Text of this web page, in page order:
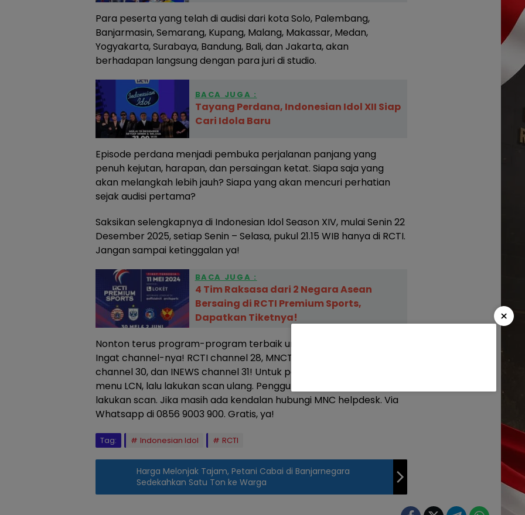
Para peserta yang telah di audisi dari kota Solo, Palembang,
Banjarmasin, Semarang, Kupang, Malang, Makassar, Medan,
Yogyakarta, Surabaya, Bandung, Bali, dan Jakarta, akan
berhadapan langsung dengan para juri di studio.
BACA JUGA :
Tayang Perdana, Indonesian Idol XII Siap
Cari Idola Baru
Episode perdana menjadi pembuka perjalanan panjang yang
penuh kejutan, harapan, dan persaingan ketat. Siapa saja yang
akan melangkah lebih jauh? Siapa yang akan mencuri perhatian
sejak audisi pertama?
Saksikan selengkapnya di Indonesian Idol Season XIV, mulai Senin 22
Desember 2025, setiap Senin – Selasa, pukul 21.15 WIB hanya di RCTI.
Jangan sampai ketinggalan ya!
BACA JUGA :
4 Tim Raksasa dari 2 Negara Asean
Bersaing di RCTI Premium Sports,
Dapatkan Tiketnya!
Nonton terus program-program terbaik untuk keluarga indonesia!
Ingat channel-nya! RCTI channel 28, MNCTV channel 29, GTV
channel 30, dan INEWS channel 31! Untuk pengguna STB, aktifkan
menu LCN, lalu lakukan scan ulang. Pengguna tv digital, cukup
lakukan scan. Jika masih ada kendalan hubungi MNC helpdesk. Via
Whatsapp di 0856 9003 900. Gratis, ya!
Tag: Indonesian Idol RCTI
‎Harga Melonjak Tajam, Petani Cabai di Banjarnegara
Sedekahkan Satu Ton ke Warga
×